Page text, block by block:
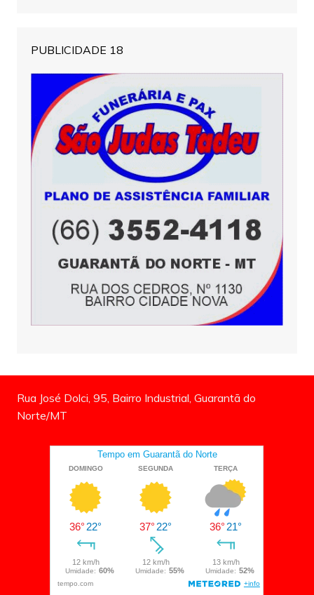
PUBLICIDADE 18
Rua José Dolci, 95, Bairro Industrial, Guarantã do
Norte/MT